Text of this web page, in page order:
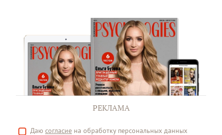
РЕКЛАМА
Даю согласие на обработку персональных данных